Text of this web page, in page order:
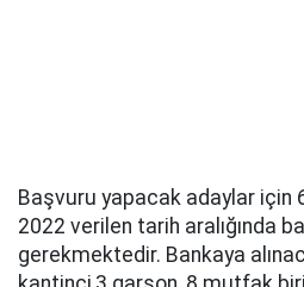
Başvuru yapacak adaylar için
2022 verilen tarih aralığında
gerekmektedir. Bankaya